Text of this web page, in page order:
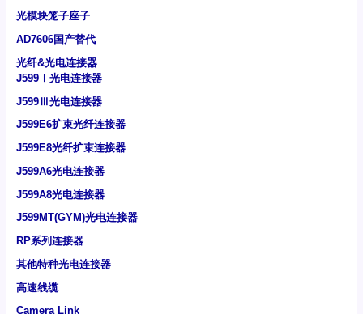
光模块笼子座子
AD7606国产替代
光纤&光电连接器
J599Ⅰ光电连接器
J599Ⅲ光电连接器
J599E6扩束光纤连接器
J599E8光纤扩束连接器
J599A6光电连接器
J599A8光电连接器
J599MT(GYM)光电连接器
RP系列连接器
其他特种光电连接器
高速线缆
Camera Link